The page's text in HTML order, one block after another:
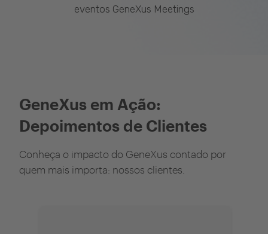
eventos GeneXus Meetings
GeneXus em Ação:
Depoimentos de Clientes
Conheça o impacto do GeneXus contado por
quem mais importa: nossos clientes.